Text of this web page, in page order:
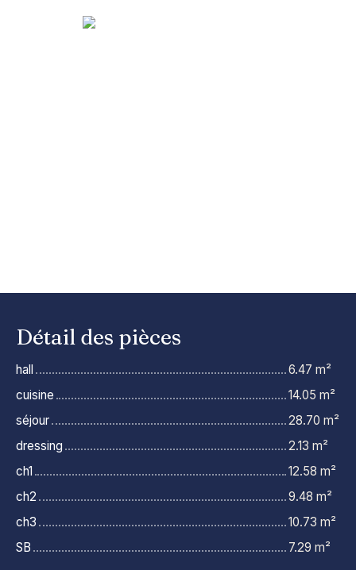
Détail des pièces
hall
6.47 m²
cuisine
14.05 m²
séjour
28.70 m²
dressing
2.13 m²
ch1
12.58 m²
ch2
9.48 m²
ch3
10.73 m²
SB
7.29 m²